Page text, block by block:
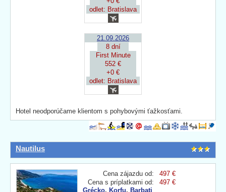
odlet: Bratislava
21.09.2026
8 dní
First Minute
552 €
+0 €
odlet: Bratislava
Hotel neodporúčame klientom s pohybovými ťažkosťami.
Nautilus
Cena zájazdu od:
497 €
Cena s príplatkami od:
497 €
Grécko, Korfu, Barbati